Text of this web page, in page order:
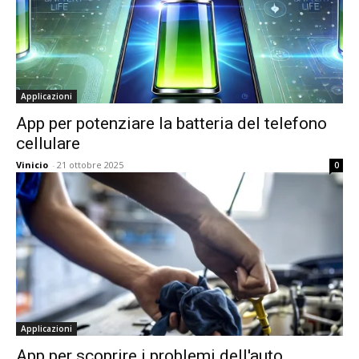
Applicazioni
App per potenziare la batteria del telefono
cellulare
Vinicio - 21 ottobre 2025 0
Applicazioni